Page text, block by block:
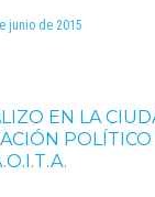
junio de 2015
EN LA